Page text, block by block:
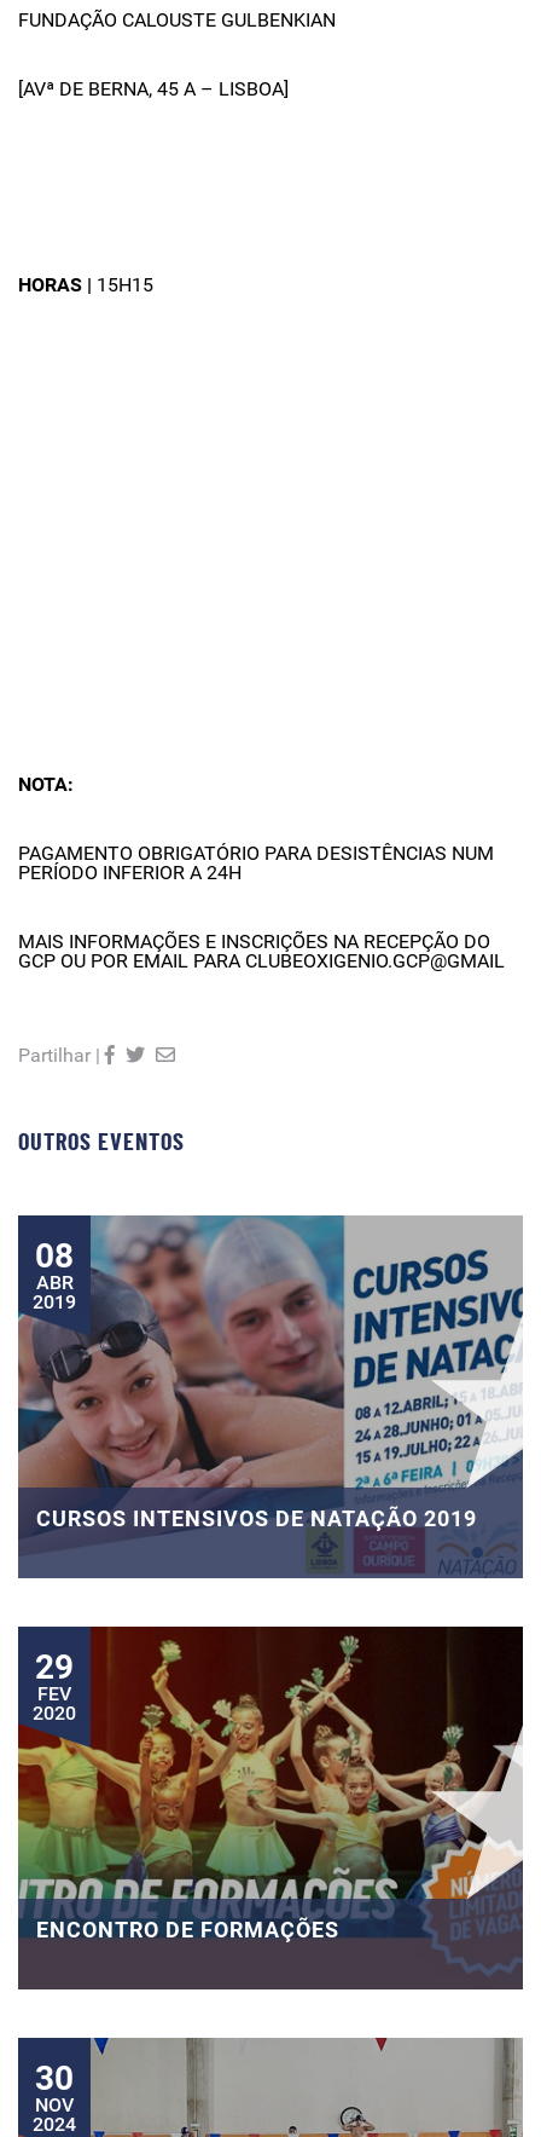
FUNDAÇÃO CALOUSTE GULBENKIAN
[AVª DE BERNA, 45 A – LISBOA]
HORAS | 15H15
NOTA:
PAGAMENTO OBRIGATÓRIO PARA DESISTÊNCIAS NUM
PERÍODO INFERIOR A 24H
MAIS INFORMAÇÕES E INSCRIÇÕES NA RECEPÇÃO DO
GCP OU POR EMAIL PARA CLUBEOXIGENIO.GCP@GMAIL
Partilhar |
OUTROS EVENTOS
08
ABR
2019
CURSOS INTENSIVOS DE NATAÇÃO 2019
29
FEV
2020
ENCONTRO DE FORMAÇÕES
30
NOV
2024